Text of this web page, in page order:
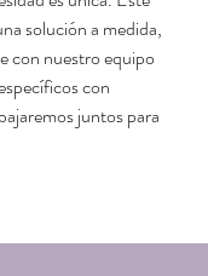
solución a medida,
con nuestro equipo
con
juntos para
y los plazos que